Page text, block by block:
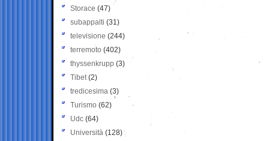
Storace (47)
subappalti (31)
televisione(244)
terremoto (402)
thyssenkrupp (3)
Tibet(2)
tredicesima (3)
Turismo (62)
Udc (64)
Università (128)